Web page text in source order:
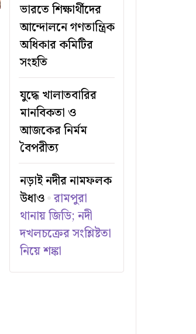
ভারতে শিক্ষার্থীদের
আন্দোলনে গণতান্ত্রিক
অধিকার কমিটির
সংহতি
যুদ্ধে খালাতবারির
মানবিকতা ও
আজকের নির্মম
বৈপরীত্য
নড়াই নদীর নামফলক
উধাও রামপুরা
থানায় জিডি; নদী
দখলচক্রের সংশ্লিষ্টতা
নিয়ে শঙ্কা